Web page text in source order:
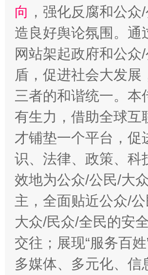
向 ，强化反腐和公
造良好舆论氛围。通
网站架起政府和公
盾，促进社会大发
三者的和谐统一。
有生力，借助全球互
才铺垫一个平台，
识、法律、政策、科
效地为公众/公民/大
主，全面贴近公众/
大众/民众/全民的安
交往；展现“服务百
多媒体、多元化、信